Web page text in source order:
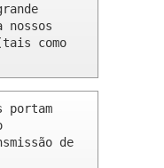
nossos
como
portam
de